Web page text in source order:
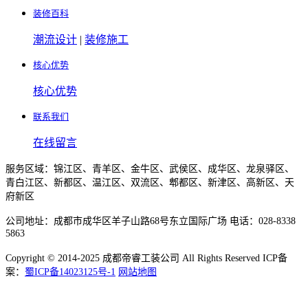
装修百科
潮流设计 | 装修施工
核心优势
核心优势
联系我们
在线留言
服务区域：锦江区、青羊区、金牛区、武侯区、成华区、龙泉驿区、
青白江区、新都区、温江区、双流区、郫都区、新津区、高新区、天
府新区
公司地址：成都市成华区羊子山路68号东立国际广场 电话：028-8338
5863
Copyright © 2014-2025 成都帝睿工装公司 All Rights Reserved ICP备
案： 蜀ICP备14023125号-1 网站地图